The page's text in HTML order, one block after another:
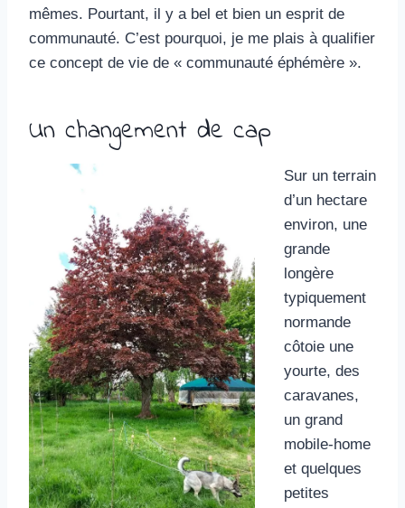
mêmes. Pourtant, il y a bel et bien un esprit de
communauté. C’est pourquoi, je me plais à qualifier
ce concept de vie de « communauté éphémère ».
Un changement de cap
Sur un terrain
d’un hectare
environ, une
grande
longère
typiquement
normande
côtoie une
yourte, des
caravanes,
un grand
mobile-home
et quelques
petites